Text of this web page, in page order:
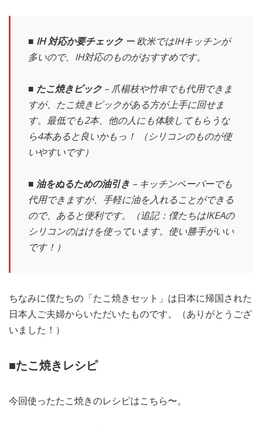
■ IH 対応か要チェック ー 欧米ではIHキッチンが
多いので、IH対応のものがおすすめです。
■ たこ焼きピック – 爪楊枝や竹串でも代用できま
すが、たこ焼きピックがある方が上手に回せま
す。最低でも2本、他の人にも体験してもらうな
ら4本あると良いかもっ！ （シリコンのものが使
いやすいです）
■ 油をぬるための油引き – キッチンペーパーでも
代用できますが、手軽に油を入れることができる
ので、あると便利です。（追記：僕たちはIKEAの
シリコンのはけを使っています。使い勝手がいい
です！）
ちなみに僕たちの「たこ焼きセット」は日本に帰国された
日本人ご夫婦からいただいたものです。（ありがとうござ
いました！）
■たこ焼きレシピ
今回使ったたこ焼きのレシピはこちら〜。